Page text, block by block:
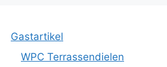
Gastartikel
WPC Terrassendielen